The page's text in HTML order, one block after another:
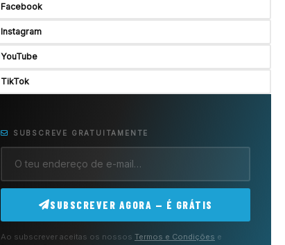
Facebook
Instagram
YouTube
TikTok
SUBSCREVE GRATUITAMENTE
SUBSCREVER AGORA — É GRÁTIS
Ao subscrever aceitas os nossos Termos e Condições e